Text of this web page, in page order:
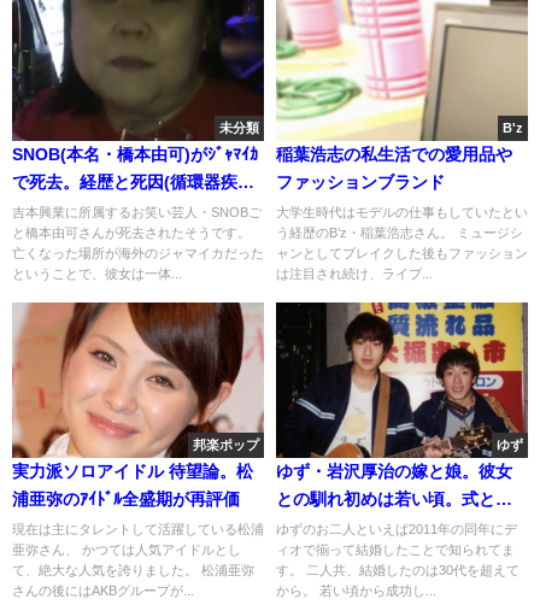
未分類
SNOB(本名・橋本由可)がｼﾞｬﾏｲｶ
で死去。経歴と死因(循環器疾患)
顔画像
吉本興業に所属するお笑い芸人・SNOBご
と橋本由可さんが死去されたそうです。
亡くなった場所が海外のジャマイカだった
ということで、彼女は一体...
B'z
稲葉浩志の私生活での愛用品や
ファッションブランド
大学生時代はモデルの仕事もしていたとい
う経歴のB’z・稲葉浩志さん。 ミュージシ
ャンとしてブレイクした後もファッション
は注目され続け、ライブ...
邦楽ポップ
実力派ソロアイドル 待望論。松
浦亜弥のｱｲﾄﾞﾙ全盛期が再評価
現在は主にタレントして活躍している松浦
亜弥さん、 かつては人気アイドルとし
て、絶大な人気を誇りました。 松浦亜弥
さんの後にはAKBグループが...
ゆず
ゆず・岩沢厚治の嫁と娘。彼女
との馴れ初めは若い頃。式と指
輪と自宅
ゆずのお二人といえば2011年の同年にデ
ィオで揃って結婚したことで知られてま
す。 二人共、結婚したのは30代を超えて
から。 若い頃から成功し...